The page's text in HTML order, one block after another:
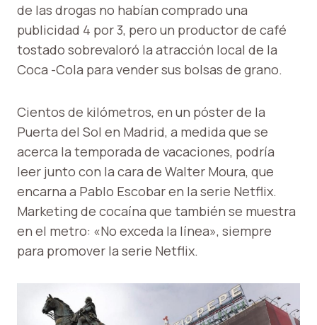
de las drogas no habían comprado una
publicidad 4 por 3, pero un productor de café
tostado sobrevaloró la atracción local de la
Coca -Cola para vender sus bolsas de grano.
Cientos de kilómetros, en un póster de la
Puerta del Sol en Madrid, a medida que se
acerca la temporada de vacaciones, podría
leer junto con la cara de Walter Moura, que
encarna a Pablo Escobar en la serie Netflix.
Marketing de cocaína que también se muestra
en el metro: «No exceda la línea», siempre
para promover la serie Netflix.